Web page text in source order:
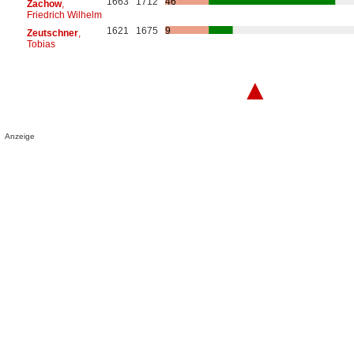
Zachow,
Friedrich Wilhelm
Zeutschner,
Tobias
1621 1675 9
▲
Anzeige